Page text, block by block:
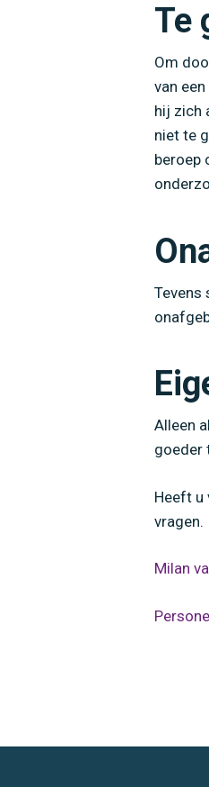
Te
Om
van
hij zich
niet te
beroep
Tevens
Alleen
goeder
Heeft u
vragen.
Milan